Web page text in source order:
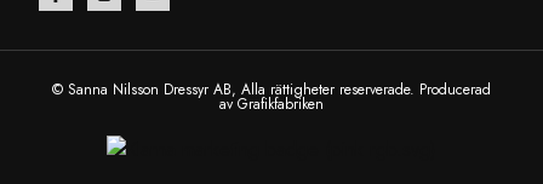
© Sanna Nilsson Dressyr AB, Alla rättigheter reserverade. Producerad
av Grafikfabriken